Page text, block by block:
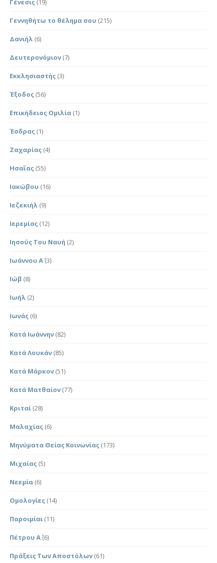
Γένεσις (19)
Γεννηθήτω το θέλημα σου (215)
Δανιήλ (6)
Δευτερονόμιον (7)
Εκκλησιαστής (3)
Έξοδος (56)
Επικήδειος Ομιλία (1)
Έσδρας (1)
Ζαχαρίας (4)
Ησαΐας (55)
Ιακώβου (16)
Ιεζεκιήλ (9)
Ιερεμίας (12)
Ιησούς Του Ναυή (2)
Ιωάννου Α΄(3)
Ιώβ (8)
Ιωήλ (2)
Ιωνάς (6)
Κατά Ιωάννην (82)
Κατά Λουκάν (85)
Κατά Μάρκον (51)
Κατά Ματθαίον (77)
Κριταί (28)
Μαλαχίας (6)
Μηνύματα Θείας Κοινωνίας (173)
Μιχαίας (5)
Νεεμία (6)
Ομολογίες (14)
Παροιμίαι (11)
Πέτρου Α΄(6)
Πράξεις Των Αποστόλων (61)